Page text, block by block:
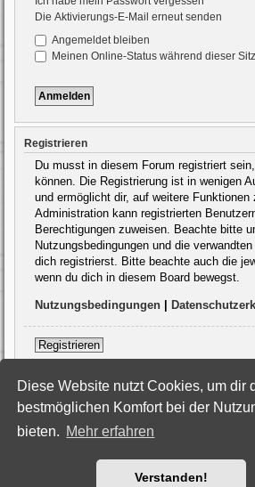
Diese Website nutzt Cookies, um dir
bestmöglichen Komfort bei der
bieten. Mehr erfahren
Verstanden!
Die Aktivierungs-E-Mail erneut senden
Angemeldet bleiben
Meinen Online-Status während dieser
Registrieren
Du musst in diesem Forum registriert
können. Die Registrierung ist in wenigen
und ermöglicht dir, auf weitere Funktionen
Administration kann registrierten
Berechtigungen zuweisen. Beachte bitte
Nutzungsbedingungen und die
dich registrierst. Bitte beachte auch die
wenn du dich in diesem Board bewegst.
Nutzungsbedingungen
Registrieren
Foren-Übersicht
Powered byphpBB® Forum Software © phpBB Limited
Style: Black-Silver by Joyce&LunaphpBB-Style-Design
Nutzungsbedingungen